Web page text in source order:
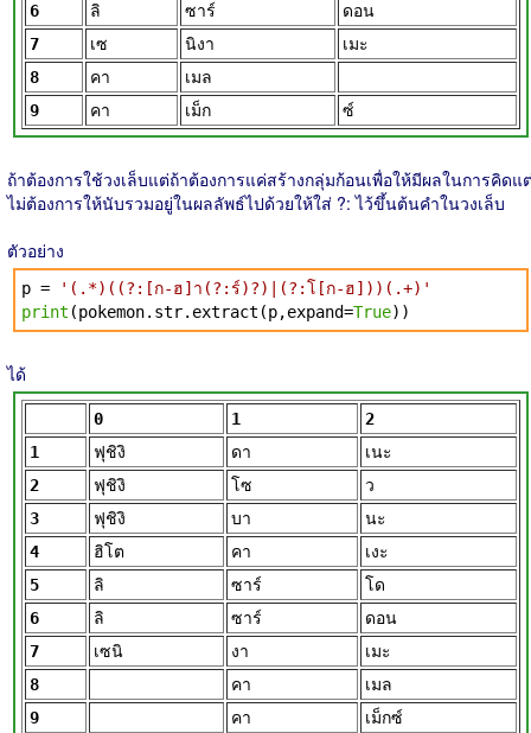
6
ลิ ซาร์
ดอน
7
เซ นิงา
เมะ
8
คา
เมล
9
คา เม็ก ซ์
ถ้าต้องการใช้วงเล็บแต่ถ้าต้องการแค่สร้างกลุ่มก้อนเพื่อให้มีผลในการคิดแ
ไม่ต้องการให้นับรวมอยู่ในผลลัพธ์ไปด้วยให้ใส่ ?: ไว้ขึ้นต้นคำในวงเล็บ
ตัวอย่าง
p =
'(.*)((?:[ก-ฮ]า(?:ร์)?)|(?:โ[ก-ฮ]))(.+)'
print (pokemon.str.extract(p,expand=True))
ได้
0 1
2
1
ฟุชิงิ ดา
เนะ
2
ฟุชิงิ โซ
ว
3
ฟุชิงิ บา
นะ
4
ฮิโต คา
เงะ
5
ลิ ซาร์
โด
6
ลิ ซาร์
ดอน
7
เซนิ งา
เมะ
8
คา
เมล
9
คา เม็กซ์